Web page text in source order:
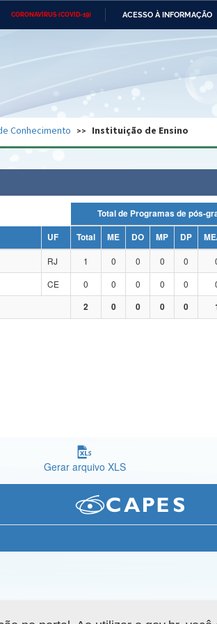
CORONAVÍRUS (COVID-19) ACESSO À INFORMAÇÃO
Ministério das Relações
Desenvolvimento
da União Banco Central do Brasil
Conhecimento Instituição de Ensino
Total de
UF Total ME DO MP DP
RJ 1 0 0 0 0
CE 0 0 0 0 0
2 0 0 0 0
Gerar arquivo XLS